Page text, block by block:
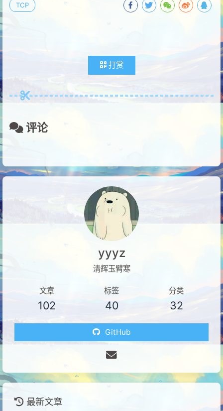
TCP
打赏
评论
yyyz
清辉玉臂寒
文章
102
标签
40
分类
32
GitHub
最新文章